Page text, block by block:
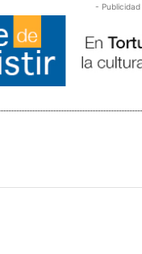
- Publicidad